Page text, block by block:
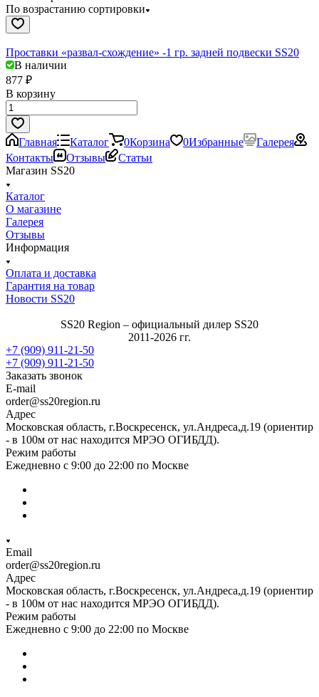
По возрастанию сортировки
Проставки «развал-схождение» -1 гр. задней подвески SS20
В наличии
877 ₽
В корзину
Главная Каталог 0Корзина 0Избранные
Галерея
Контакты
Отзывы
Статьи
Магазин SS20
Каталог
О магазине
Галерея
Отзывы
Информация
Оплата и доставка
Гарантия на товар
Новости SS20
SS20 Region – официальный дилер SS20
2011-2026 гг.
+7 (909) 911-21-50
+7 (909) 911-21-50
Заказать звонок
E-mail
order@ss20region.ru
Адрес
Московская область, г.Воскресенск, ул.Андреса,д.19 (ориентир
- в 100м от нас находится МРЭО ОГИБДД).
Режим работы
Ежедневно с 9:00 до 22:00 по Москве
Email
order@ss20region.ru
Адрес
Московская область, г.Воскресенск, ул.Андреса,д.19 (ориентир
- в 100м от нас находится МРЭО ОГИБДД).
Режим работы
Ежедневно с 9:00 до 22:00 по Москве